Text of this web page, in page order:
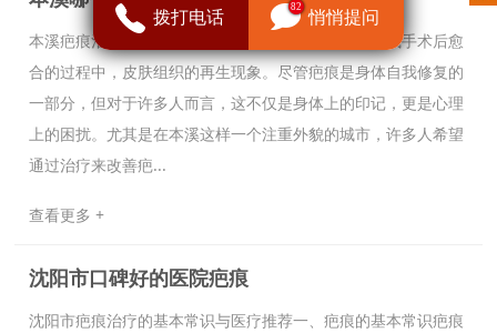
本溪疤痕治疗现状及相关知识疤痕是人体皮肤在受伤或手术后愈
合的过程中，皮肤组织的再生现象。尽管疤痕是身体自我修复的
一部分，但对于许多人而言，这不仅是身体上的印记，更是心理
上的困扰。尤其是在本溪这样一个注重外貌的城市，许多人希望
通过治疗来改善疤...
查看更多 +
沈阳市口碑好的医院疤痕
沈阳市疤痕治疗的基本常识与医疗推荐一、疤痕的基本常识疤痕
拨打电话
82
悄悄提问